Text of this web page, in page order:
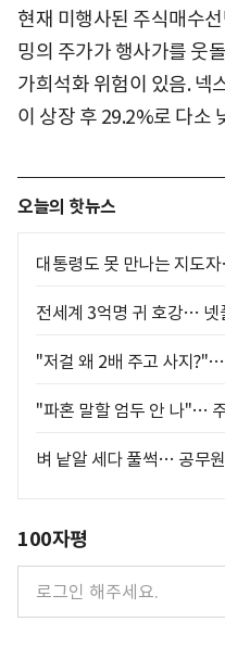
현재 미행사된 주식매수
밍의 주가가 행사가를 웃
가희석화 위험이 있음. 넥
이 상장 후 29.2%로 다소
오늘의 핫뉴스
대통령도 못 만나는 지도
전세계 3억명 귀 호강… 넷
"저걸 왜 2배 주고 사지
"파혼 말할 엄두 안 나"…
벼 낱알 세다 풀썩… 공무
100자평